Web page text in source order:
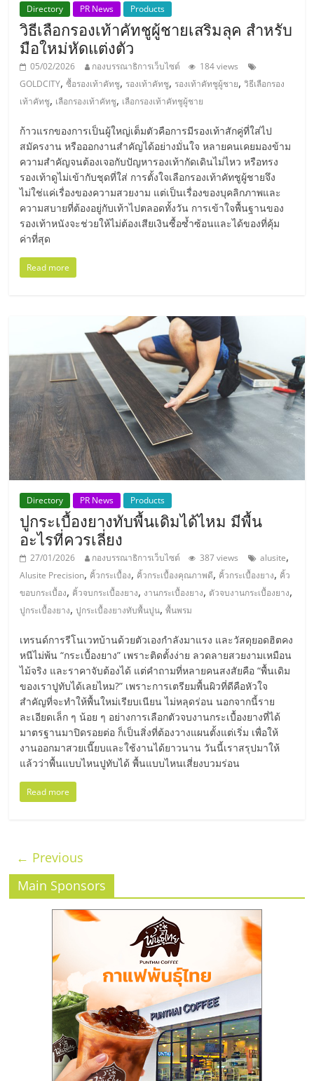
Directory PR News Products
วิธีเลือกรองเท้าคัทชูผู้ชายเสริมลุค สำหรับ
มือใหม่หัดแต่งตัว
05/02/2026 กองบรรณาธิการเว็บไซต์
184 views
GOLDCITY,ซื้อรองเท้าคัทชู, รองเท้าคัทชู, รองเท้าคัทชูผู้ชาย,วิธีเลือกรอง
เท้าคัทชู, เลือกรองเท้าคัทชู, เลือกรองเท้าคัทชูผู้ชาย
ก้าวแรกของการเป็นผู้ใหญ่เต็มตัวคือการมีรองเท้าสักคู่ที่ใส่ไป
สมัครงาน หรือออกงานสำคัญได้อย่างมั่นใจ หลายคนเคยมองข้าม
ความสำคัญจนต้องเจอกับปัญหารองเท้ากัดเดินไม่ไหว หรือทรง
รองเท้าดูไม่เข้ากับชุดที่ใส่ การตั้งใจเลือกรองเท้าคัทชูผู้ชายจึง
ไม่ใช่แค่เรื่องของความสวยงาม แต่เป็นเรื่องของบุคลิกภาพและ
ความสบายที่ต้องอยู่กับเท้าไปตลอดทั้งวัน การเข้าใจพื้นฐานของ
รองเท้าหนังจะช่วยให้ไม่ต้องเสียเงินซื้อซ้ำซ้อนและได้ของที่คุ้ม
ค่าที่สุด
Read more
Directory PR News Products
ปูกระเบื้องยางทับพื้นเดิมได้ไหม มีพื้น
อะไรที่ควรเลี่ยง
27/01/2026 กองบรรณาธิการเว็บไซต์ 387 views alusite,
Alusite Precision, คิ้วกระเบื้อง, คิ้วกระเบื้องคุณภาพดี, คิ้วกระเบื้องยาง, คิ้ว
ขอบกระเบื้อง, คิ้วจบกระเบื้องยาง, งานกระเบื้องยาง, ตัวจบงานกระเบื้องยาง,
ปูกระเบื้องยาง,ปูกระเบื้องยางทับพื้นปูน,พื้นพรม
เทรนด์การรีโนเวทบ้านด้วยตัวเองกำลังมาแรง และวัสดุยอดฮิตคง
หนีไม่พ้น “กระเบื้องยาง” เพราะติดตั้งง่าย ลวดลายสวยงามเหมือน
ไม้จริง และราคาจับต้องได้ แต่คำถามที่หลายคนสงสัยคือ “พื้นเดิม
ของเราปูทับได้เลยไหม?” เพราะการเตรียมพื้นผิวที่ดีคือหัวใจ
สำคัญที่จะทำให้พื้นใหม่เรียบเนียน ไม่หลุดร่อน นอกจากนี้ราย
ละเอียดเล็ก ๆ น้อย ๆ อย่างการเลือกตัวจบงานกระเบื้องยางที่ได้
มาตรฐานมาปิดรอยต่อ ก็เป็นสิ่งที่ต้องวางแผนตั้งแต่เริ่ม เพื่อให้
งานออกมาสวยเนี๊ยบและใช้งานได้ยาวนาน วันนี้เราสรุปมาให้
แล้วว่าพื้นแบบไหนปูทับได้ พื้นแบบไหนเสี่ยงบวมร่อน
Read more
← Previous
Main Sponsors